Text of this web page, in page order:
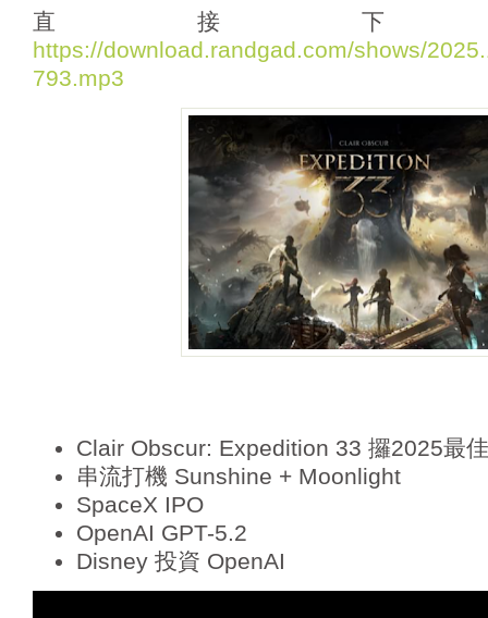
i
o
P
l
直接
https://download.randgad.com/shows/
793.mp3
Clair Obscur: Expedition 33 攞2025最
串流打機 Sunshine + Moonlight
SpaceX IPO
OpenAI GPT-5.2
Disney 投資 OpenAI